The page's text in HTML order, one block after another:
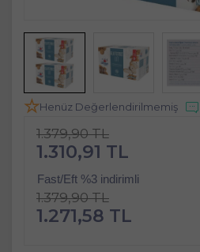
Henüz Değerlendirilmemiş
1.379,90 TL
1.310,91 TL
Fast/Eft %3 indirimli
1.379,90 TL
1.271,58 TL